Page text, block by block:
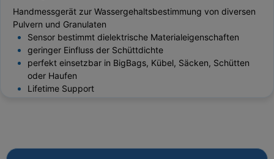
Handmessgerät zur Wassergehaltsbestimmung von diversen
Pulvern und Granulaten
Sensor bestimmt dielektrische Materialeigenschaften
geringer Einfluss der Schüttdichte
perfekt einsetzbar in BigBags, Kübel, Säcken, Schütten
oder Haufen
Lifetime Support